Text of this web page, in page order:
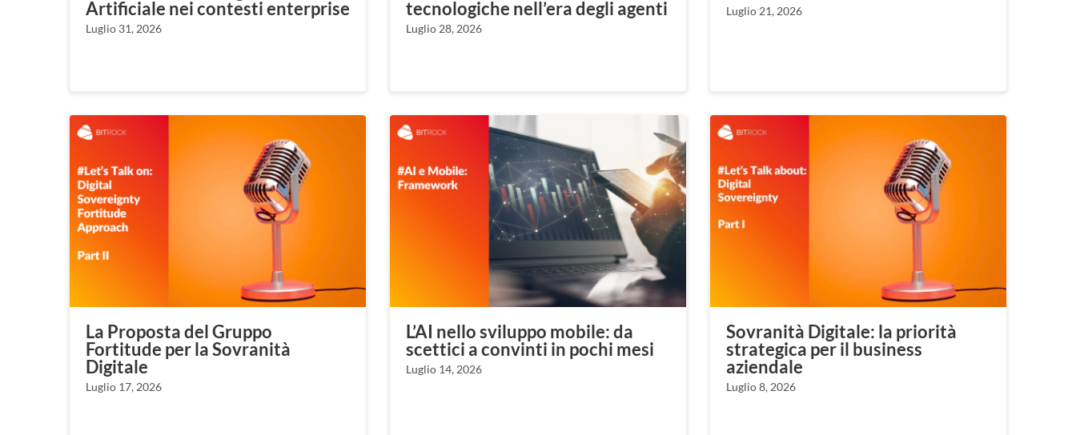
Artificiale nei contesti enterprise
Luglio 31, 2026
tecnologiche nell’era degli agenti
Luglio 28, 2026
Luglio 21, 2026
La Proposta del Gruppo
Fortitude per la Sovranità
Digitale
Luglio 17, 2026
L’AI nello sviluppo mobile: da
scettici a convinti in pochi mesi
Luglio 14, 2026
Sovranità Digitale: la priorità
strategica per il business
aziendale
Luglio 8, 2026